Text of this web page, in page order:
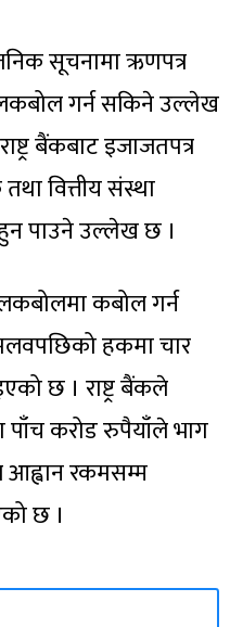
सूचनामा ऋणपत्र
गर्न सकिने उल्लेख
बैंकबाट इजाजतपत्र
तथा वित्तीय संस्था
हुन पाउने उल्लेख छ ।
कबोल गर्न
हकमा चार
छ । राष्ट्र बैंकले
पाँच करोड रुपैयाँले भाग
आह्वान रकमसम्म
छ ।